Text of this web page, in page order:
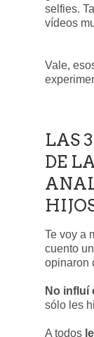
selfies.
vídeos
Vale,
LAS
DE
Te voy a
cuento
opinaron
No influí
sólo les
A todos